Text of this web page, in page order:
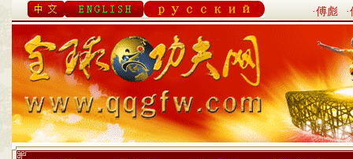
·傅彪